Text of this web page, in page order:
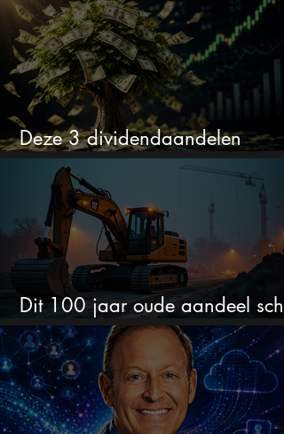
Deze 3 dividendaandelen
kunnen binnenkort flink stijgen
Dit 100 jaar oude aandeel
omhoog door de AI-boom